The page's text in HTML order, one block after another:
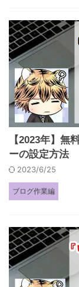
【2023年】無
ーの設定方法
2023/6/25
ブログ作業編